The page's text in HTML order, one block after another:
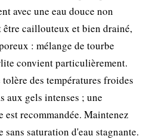
avec une eau douce non
caillouteux et bien drainé,
: mélange de tourbe
convient particulièrement.
des températures froides
aux gels intenses ; une
recommandée. Maintenez
saturation d'eau stagnante.